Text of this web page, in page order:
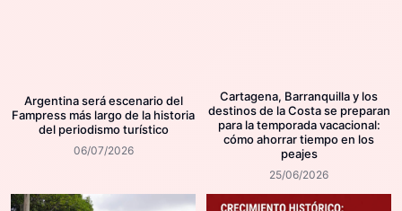
Argentina será escenario del
Fampress más largo de la historia
del periodismo turístico
06/07/2026
Cartagena, Barranquilla y los
destinos de la Costa se preparan
para la temporada vacacional:
cómo ahorrar tiempo en los
peajes
25/06/2026